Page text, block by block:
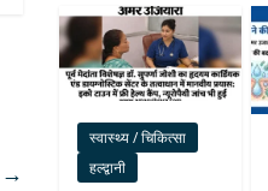
→
स्वास्थ्य / चिकित्सा
हल्द्वानी